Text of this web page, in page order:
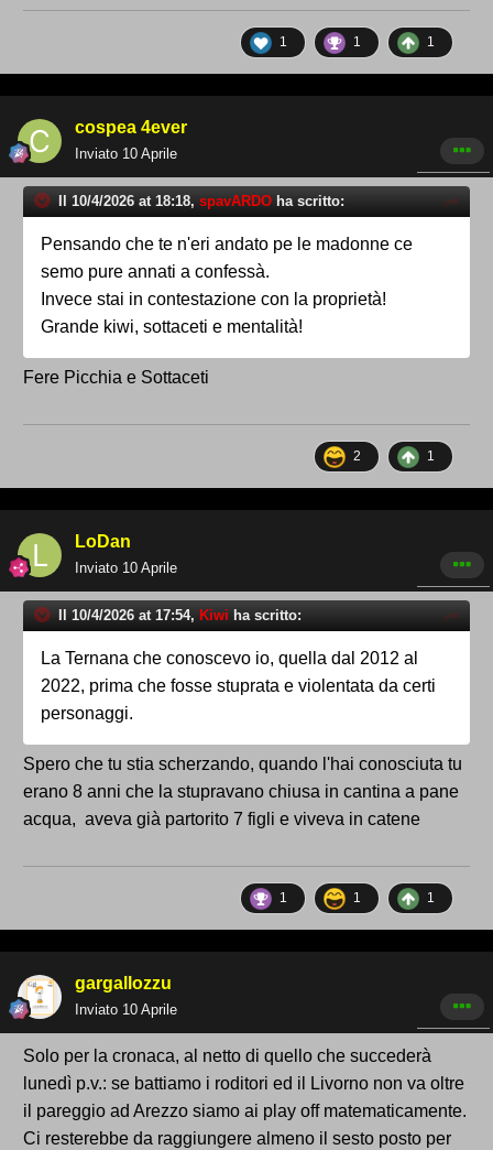
1 1 1
cospea 4ever
Inviato 10 Aprile
Il 10/4/2026 at 18:18, spavARDO ha scritto:
Pensando che te n'eri andato pe le madonne ce
semo pure annati a confessà.
Invece stai in contestazione con la proprietà!
Grande kiwi, sottaceti e mentalità!
Fere Picchia e Sottaceti
2 1
LoDan
Inviato 10 Aprile
Il 10/4/2026 at 17:54, Kiwi ha scritto:
La Ternana che conoscevo io, quella dal 2012 al
2022, prima che fosse stuprata e violentata da certi
personaggi.
Spero che tu stia scherzando, quando l'hai conosciuta tu
erano 8 anni che la stupravano chiusa in cantina a pane
acqua, aveva già partorito 7 figli e viveva in catene
1 1 1
gargallozzu
Inviato 10 Aprile
Solo per la cronaca, al netto di quello che succederà
lunedì p.v.: se battiamo i roditori ed il Livorno non va oltre
il pareggio ad Arezzo siamo ai play off matematicamente.
Ci resterebbe da raggiungere almeno il sesto posto per